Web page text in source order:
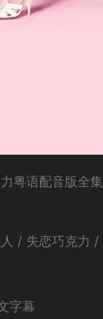
粤语配音版全
/ 失恋巧克力
字幕